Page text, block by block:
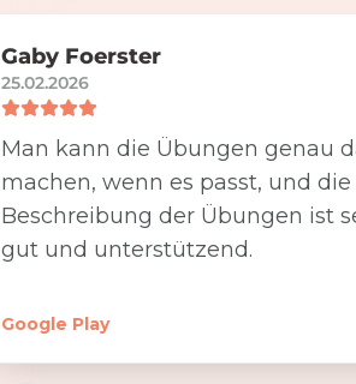
Gaby Foerster
25.02.2026
Man kann die Übungen genau
machen, wenn es passt, und die
Beschreibung der Übungen ist
gut und unterstützend.
Google Play